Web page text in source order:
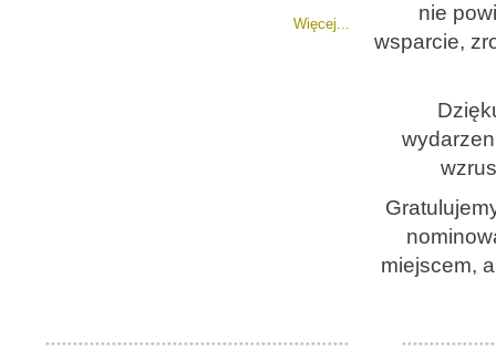
Więcej...
nie
wsparcie,
miejscem,